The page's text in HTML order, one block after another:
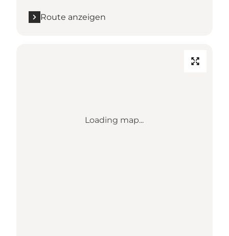
Route anzeigen
Loading map...